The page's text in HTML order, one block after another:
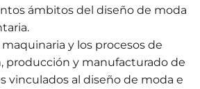
ámbitos del diseño de moda
y los procesos de
producción y manufacturado de
vinculados al diseño de moda e